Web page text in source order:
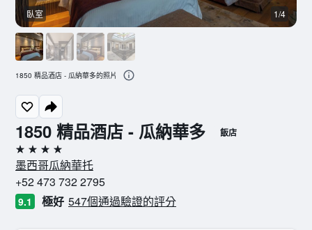
1850 精品酒店 - 瓜納華多 飯店
4星級
墨西哥瓜納華托
+52 473 732 2795
9.1 極好 547個通過驗證的評分
臥室 1/4
1850 精品酒店 - 瓜納華多的照片